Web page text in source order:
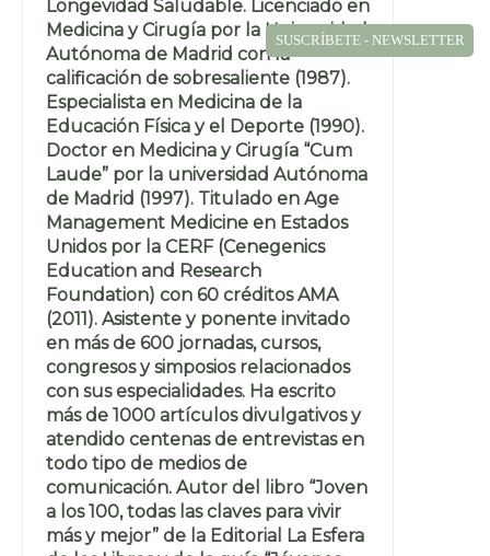
Longevidad Saludable. Licenciado en
Medicina y Cirugía por la Universidad
Autónoma de Madrid con la
calificación de sobresaliente (1987).
Especialista en Medicina de la
Educación Física y el Deporte (1990).
Doctor en Medicina y Cirugía “Cum
Laude” por la universidad Autónoma
de Madrid (1997). Titulado en Age
Management Medicine en Estados
Unidos por la CERF (Cenegenics
Education and Research
Foundation) con 60 créditos AMA
(2011). Asistente y ponente invitado
en más de 600 jornadas, cursos,
congresos y simposios relacionados
con sus especialidades. Ha escrito
más de 1000 artículos divulgativos y
atendido centenas de entrevistas en
todo tipo de medios de
comunicación. Autor del libro “Joven
a los 100, todas las claves para vivir
más y mejor” de la Editorial La Esfera
SUSCRÍBETE - NEWSLETTER